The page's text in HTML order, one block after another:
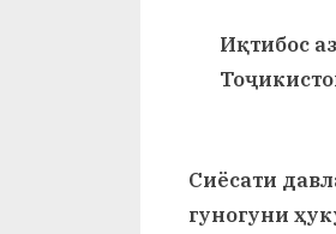
Иқтибос
Сиёсати
гуногуни